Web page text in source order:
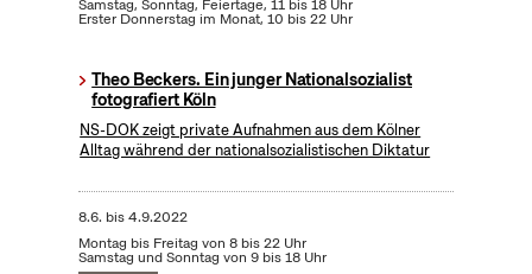
Samstag, Sonntag, Feiertage, 11 bis 18 Uhr
Erster Donnerstag im Monat, 10 bis 22 Uhr
Theo Beckers. Ein junger Nationalsozialist
fotografiert Köln
NS-DOK zeigt private Aufnahmen aus dem Kölner
Alltag während der nationalsozialistischen Diktatur
8.6. bis4.9.2022
Montag bis Freitag von 8 bis 22 Uhr
Samstag und Sonntag von 9 bis 18 Uhr